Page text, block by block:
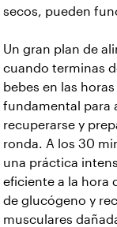
secos, pueden
Un gran plan de
cuando terminas
bebes en las
fundamental para
recuperarse y
ronda. A los 30
una práctica
eficiente a la hora
de glucógeno y
musculares